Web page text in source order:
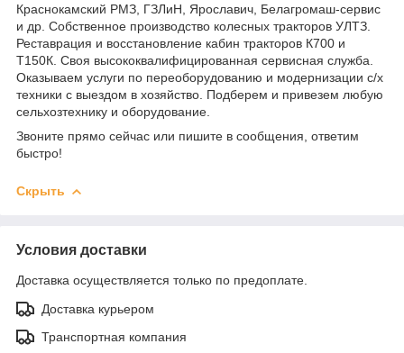
Краснокамский РМЗ, ГЗЛиН, Ярославич, Белагромаш-сервис
и др. Собственное производство колесных тракторов УЛТЗ.
Реставрация и восстановление кабин тракторов К700 и
Т150К. Своя высококвалифицированная сервисная служба.
Оказываем услуги по переоборудованию и модернизации с/х
техники с выездом в хозяйство. Подберем и привезем любую
сельхозтехнику и оборудование.
Звоните прямо сейчас или пишите в сообщения, ответим
быстро!
Скрыть
Условия доставки
Доставка осуществляется только по предоплате.
Доставка курьером
Транспортная компания